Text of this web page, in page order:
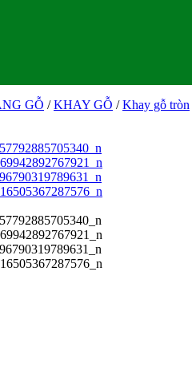
GỖ /KHAY GỖ /Khay gỗ tròn